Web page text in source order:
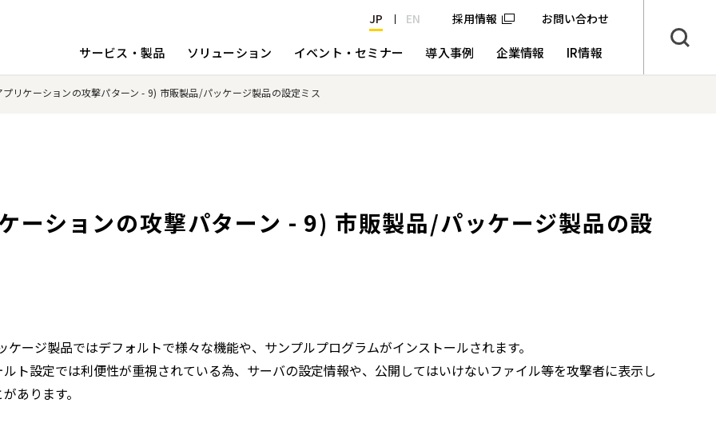
お問い合わせ
JP EN 採用情報
サービス・製品 ソリューション イベント・セミナー 導入事例 企業情報 IR情報
プリケーションの攻撃パターン - 9) 市販製品/パッケージ製品の設定ミス
ーションの攻撃パターン - 9) 市販製品/パッケージ製品の設
ケージ製品ではデフォルトで様々な機能や、サンプルプログラムがインストールされます。
ト設定では利便性が重視されている為、サーバの設定情報や、公開してはいけないファイル等を攻撃者に表示し
あります。